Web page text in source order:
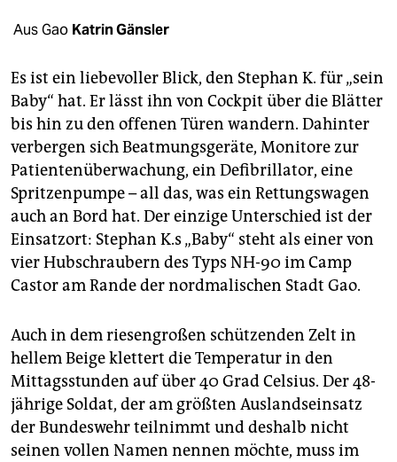
shop
unterstützen
abo
genossenschaft
epaper login
Aus Gao Katrin Gänsler
Es ist ein liebevoller Blick, den Stephan K. für „sein
Baby“ hat. Er lässt ihn von Cockpit über die Blätter
bis hin zu den offenen Türen wandern. Dahinter
verbergen sich Beatmungsgeräte, Monitore zur
Patientenüberwachung, ein Defibrillator, eine
Spritzenpumpe – all das, was ein Rettungswagen
auch an Bord hat. Der einzige Unterschied ist der
Einsatzort: Stephan K.s „Baby“ steht als einer von
vier Hubschraubern des Typs NH-90 im Camp
Castor am Rande der nordmalischen Stadt Gao.
Auch in dem riesengroßen schützenden Zelt in
hellem Beige klettert die Temperatur in den
Mittagsstunden auf über 40 Grad Celsius. Der 48-
jährige Soldat, der am größten Auslandseinsatz
der Bundeswehr teilnimmt und deshalb nicht
seinen vollen Namen nennen möchte, muss im